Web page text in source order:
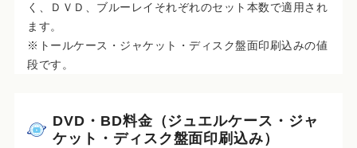
く、ＤＶＤ、ブルーレイそれぞれのセット本数で適用され
ます。
※トールケース・ジャケット・ディスク盤面印刷込みの値
段です。
DVD・BD料金（ジュエルケース・ジャ
ケット・ディスク盤面印刷込み）